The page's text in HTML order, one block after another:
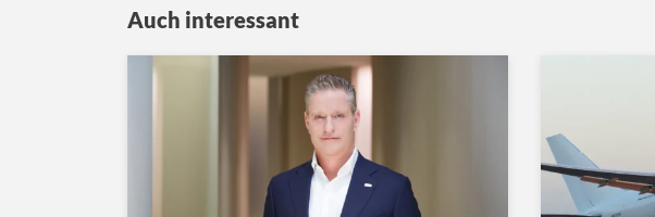
Auch interessant